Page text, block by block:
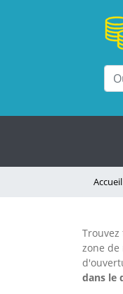
Accueil
zone de
dans le